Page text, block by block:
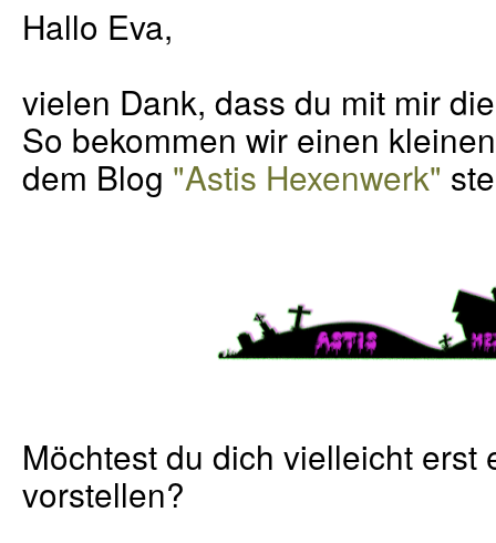
Hallo Eva,
vielen Dank, dass du mit mir
So bekommen wir einen
dem Blog "Astis Hexenwerk"
Möchtest du dich vielleicht erst
vorstellen?